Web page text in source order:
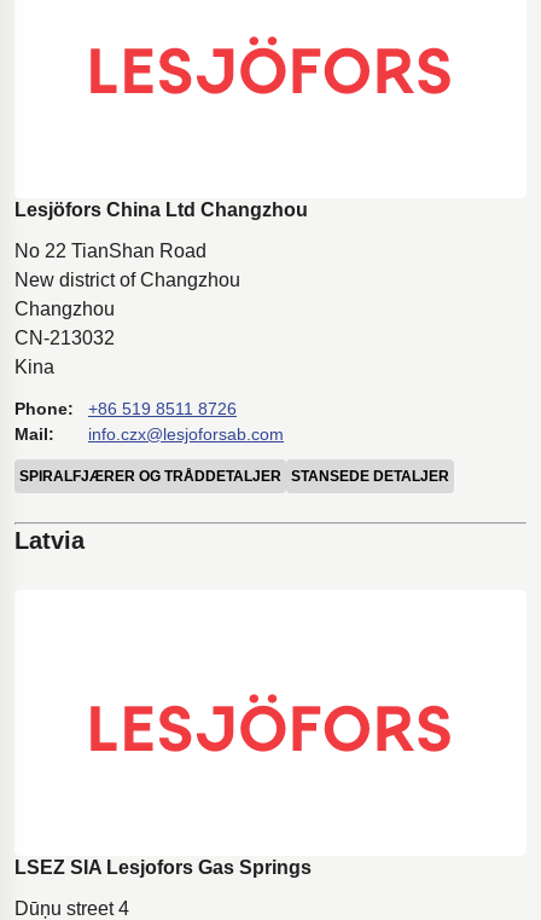
Lesjöfors China Ltd Changzhou
No 22 TianShan Road
New district of Changzhou
Changzhou
CN-213032
Kina
Phone:
+86 519 8511 8726
Mail:
info.czx@lesjoforsab.com
SPIRALFJÆRER OG TRÅDDETALJER STANSEDE DETALJER
Latvia
LSEZ SIA Lesjofors Gas Springs
Dūņu street 4